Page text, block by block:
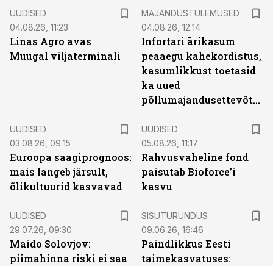
UUDISED
04.08.26, 11:23
Linas Agro avas
Muugal viljaterminali
MAJANDUSTULEMUSED
04.08.26, 12:14
Infortari ärikasum
peaaegu kahekordistus,
kasumlikkust toetasid
ka uued
põllumajandusettevõtted
UUDISED
03.08.26, 09:15
Euroopa saagiprognoos:
mais langeb järsult,
õlikultuurid kasvavad
UUDISED
05.08.26, 11:17
Rahvusvaheline fond
paisutab Bioforce’i
kasvu
UUDISED
29.07.26, 09:30
Maido Solovjov:
piimahinna riski ei saa
SISUTURUNDUS
09.06.26, 16:46
Paindlikkus Eesti
taimekasvatuses: